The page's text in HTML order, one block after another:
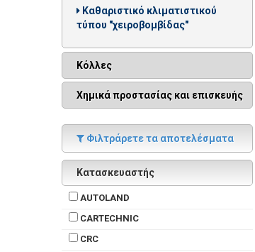
Καθαριστικό κλιματιστικού
τύπου "χειροβομβίδας"
Κόλλες
Χημικά προστασίας και επισκευής
Φιλτράρετε τα αποτελέσματα
Κατασκευαστής
AUTOLAND
CARTECHNIC
CRC